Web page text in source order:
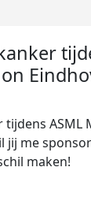
ASML
jij me
maken!